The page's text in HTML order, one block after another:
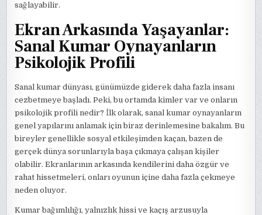
sağlayabilir.
Ekran Arkasında Yaşayanlar:
Sanal Kumar Oynayanların
Psikolojik Profili
Sanal kumar dünyası, günümüzde giderek daha fazla insanı
cezbetmeye başladı. Peki, bu ortamda kimler var ve onların
psikolojik profili nedir? İlk olarak, sanal kumar oynayanların
genel yapılarını anlamak için biraz derinlemesine bakalım. Bu
bireyler genellikle sosyal etkileşimden kaçan, bazen de
gerçek dünya sorunlarıyla başa çıkmaya çalışan kişiler
olabilir. Ekranlarının arkasında kendilerini daha özgür ve
rahat hissetmeleri, onları oyunun içine daha fazla çekmeye
neden oluyor.
Kumar bağımlılığı, yalnızlık hissi ve kaçış arzusuyla